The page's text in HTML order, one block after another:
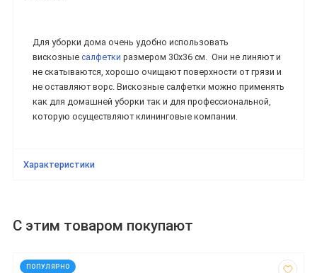
Для уборки дома очень удобно использовать
вискозные салфетки размером 30х36 см. Они не линяют и
не скатываются, хорошо очищают поверхности от грязи и
не оставляют ворс. Вискозные салфетки можно применять
как для домашней уборки так и для профессиональной,
которую осуществляют клининговые компании.
Характеристики
С этим товаром покупают
ПОПУЛЯРНО
код: 12385